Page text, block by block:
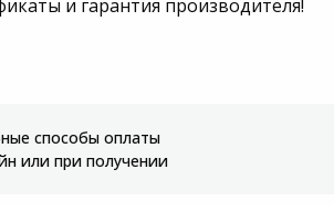
и гарантия производителя!
способы оплаты
или при получении